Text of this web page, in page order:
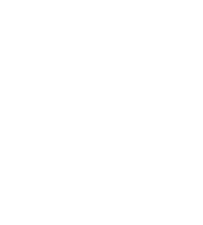
à un prestataire
le professionnel
de santé à un
Cette association aide
de